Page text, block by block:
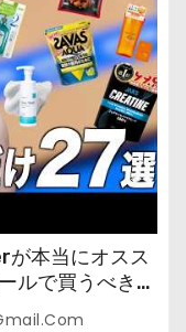
が本当にオスス
ルで買うべきも